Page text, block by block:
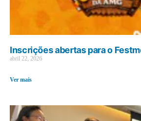
Inscrições abertas para o
abril 22, 2026
Ver mais